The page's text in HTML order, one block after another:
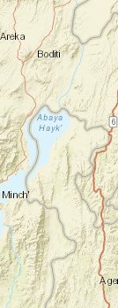
la
Out of
le
de
le